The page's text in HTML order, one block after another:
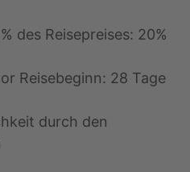
des Reisepreises: 20%
Reisebeginn: 28 Tage
durch den